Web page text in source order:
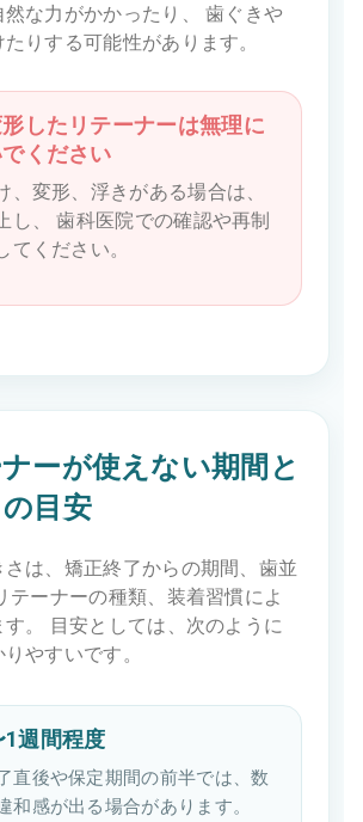
然な力がかかったり、 歯ぐきや
りする可能性があります。
したリテーナーは無理に
ください
、変形、浮きがある場合は、
し、 歯科医院での確認や再制
てください。
ーが使えない期間と
目安
さは、矯正終了からの期間、歯並
テーナーの種類、装着習慣によ
す。 目安としては、次のように
やすいです。
1週間程度
直後や保定期間の前半では、数
和感が出る場合があります。